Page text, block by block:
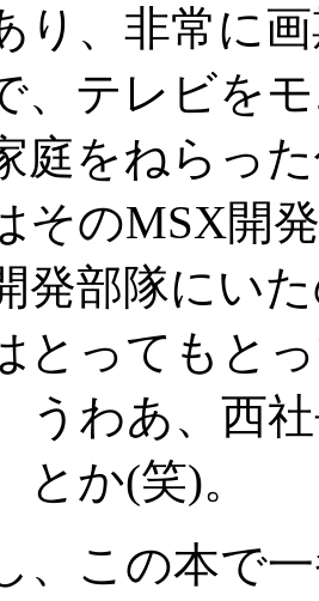
り、非常に
、テレビを
庭をねらっ
そのMSX開
発部隊にい
とってもと
うわあ、西
とか(笑)。
、この本で